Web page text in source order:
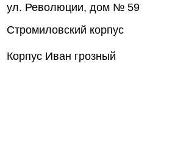
ул. Революции, дом № 59
Стромиловский корпус
Корпус Иван грозный